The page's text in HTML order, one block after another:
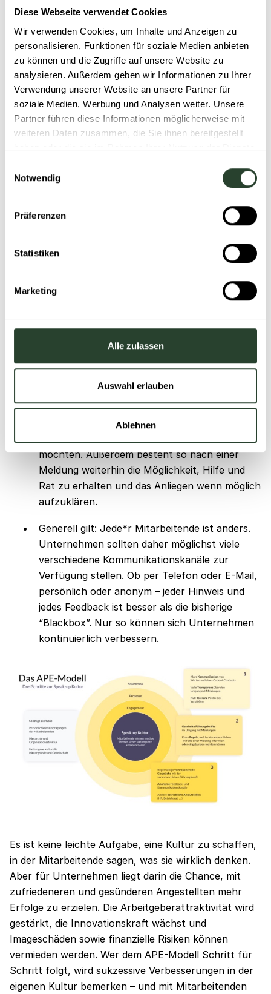
Diese Webseite verwendet Cookies
Wir verwenden Cookies, um Inhalte und Anzeigen zu
personalisieren, Funktionen für soziale Medien anbieten
zu können und die Zugriffe auf unsere Website zu
analysieren. Außerdem geben wir Informationen zu Ihrer
Verwendung unserer Website an unsere Partner für
soziale Medien, Werbung und Analysen weiter. Unsere
Partner führen diese Informationen möglicherweise mit
weiteren Daten zusammen, die Sie ihnen bereitgestellt
Notwendig
Präferenzen
Statistiken
Marketing
Alle zulassen
Auswahl erlauben
Ablehnen
Sprache kommen. Häufig öffnen sich
einmal ganz anders und geben letztendlich sehr
ehrliches Feedback.
Manchmal fällt es schwer, Probleme im Team
mit der direkten Führungskraft anzusprechen.
Daher kann es helfen, unterschiedliche
betriebliche Anlaufstellen als Kontaktperson
eine Ansprechperson in HR. Idealerweise gibt
es eine von den Mitarbeitenden gewählte
von negativen Konsequenzen und Repressalien
für die meldende Person minimiert werden
können, erweisen sich als großer Hebel auf
dem Weg zu mehr Mitarbeiterengagement.
erleichtern Mitarbeitenden den ersten Schritt.
Bei Evermood haben wir deswegen neben
für eine diskrete Zwei-Wege Kommunikation mit
einer Vertrauensperson entwickelt.
Mitarbeitende dürfen so selbst entscheiden, ob
möchten. Außerdem besteht so nach einer
Meldung weiterhin die Möglichkeit, Hilfe und
Rat zu erhalten und das Anliegen wenn möglich
aufzuklären.
Generell gilt: Jede*r Mitarbeitende ist anders.
Unternehmen sollten daher möglichst viele
verschiedene Kommunikationskanäle zur
Verfügung stellen. Ob per Telefon oder E-Mail,
persönlich oder anonym – jeder Hinweis und
jedes Feedback ist besser als die bisherige
“Blackbox”. Nur so können sich Unternehmen
kontinuierlich verbessern.
Es ist keine leichte Aufgabe, eine Kultur zu schaffen,
in der Mitarbeitende sagen, was sie wirklich denken.
Aber für Unternehmen liegt darin die Chance, mit
zufriedeneren und gesünderen Angestellten mehr
Erfolge zu erzielen. Die Arbeitgeberattraktivität wird
gestärkt, die Innovationskraft wächst und
Imageschäden sowie finanzielle Risiken können
vermieden werden. Wer dem APE-Modell Schritt für
Schritt folgt, wird sukzessive Verbesserungen in der
eigenen Kultur bemerken – und mit Mitarbeitenden